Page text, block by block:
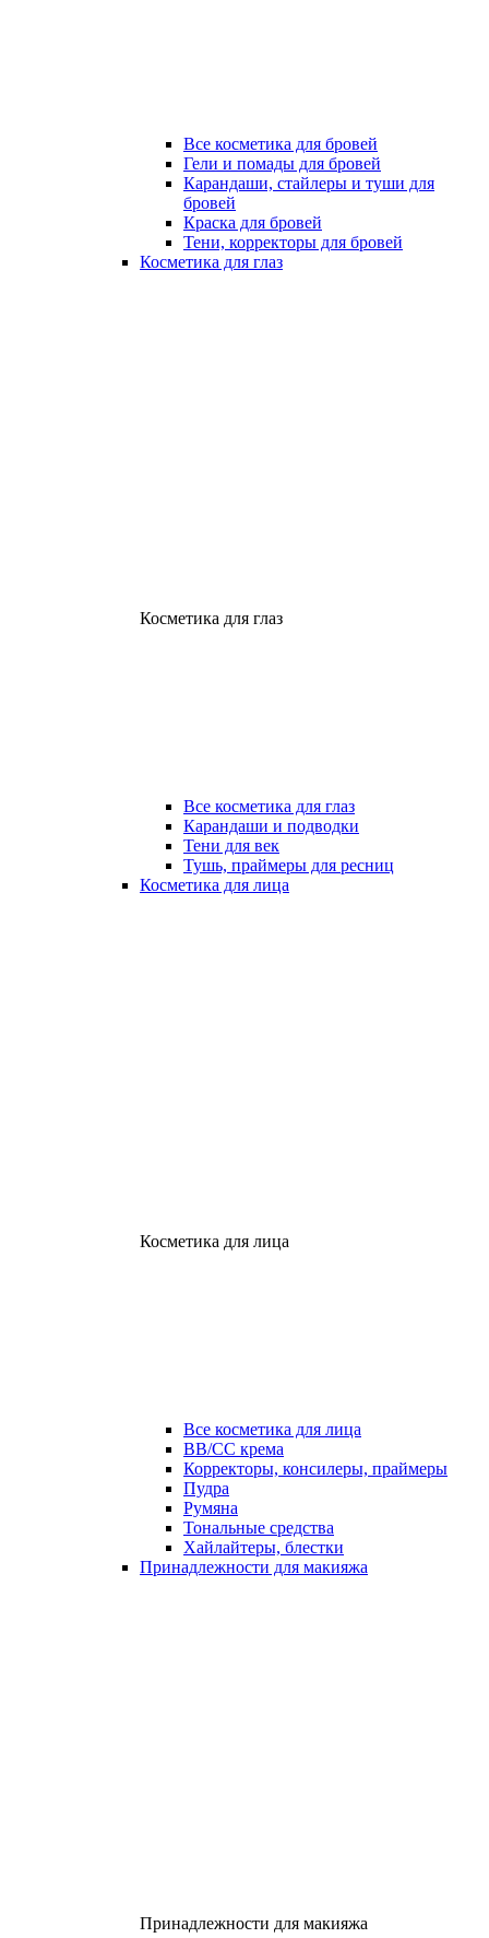
Все косметика для бровей
Гели и помады для бровей
Карандаши, стайлеры и туши для
бровей
Краска для бровей
Тени, корректоры для бровей
Косметика для глаз
Косметика для глаз
Все косметика для глаз
Карандаши и подводки
Тени для век
Тушь, праймеры для ресниц
Косметика для лица
Косметика для лица
Все косметика для лица
ВВ/СС крема
Корректоры, консилеры, праймеры
Пудра
Румяна
Тональные средства
Хайлайтеры, блестки
Принадлежности для макияжа
Принадлежности для макияжа